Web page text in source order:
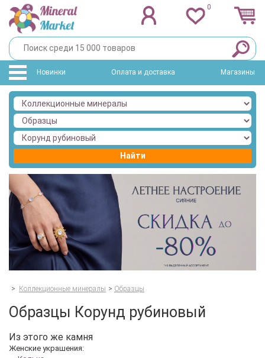
0
Новинки Оплата и доставка Магазины
Найти
> Коллекционные минералы > Образцы
Образцы Корунд рубиновый
Из этого же камня
Женские украшения: